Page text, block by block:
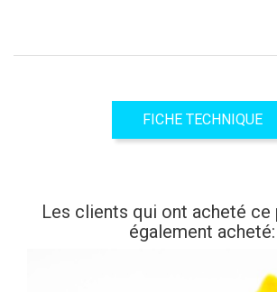
FICHE TECHNIQUE
Les clients qui ont acheté
également acheté: